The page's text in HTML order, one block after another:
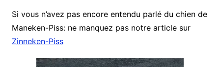
Si vous n’avez pas encore entendu parlé du chien de
Maneken-Piss: ne manquez pas notre article sur
Zinneken-Piss